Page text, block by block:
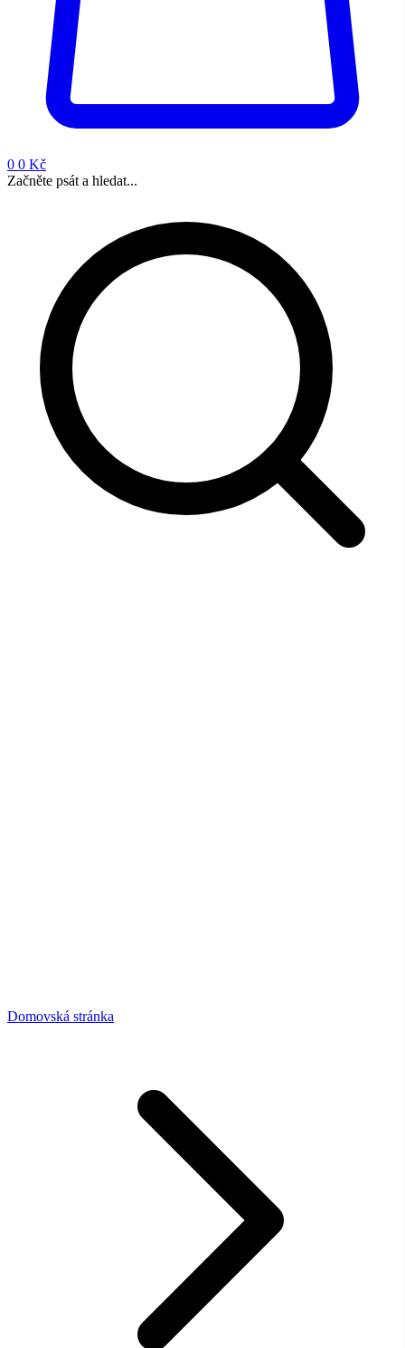
0 0 Kč
Začněte psát a hledat...
Domovská stránka